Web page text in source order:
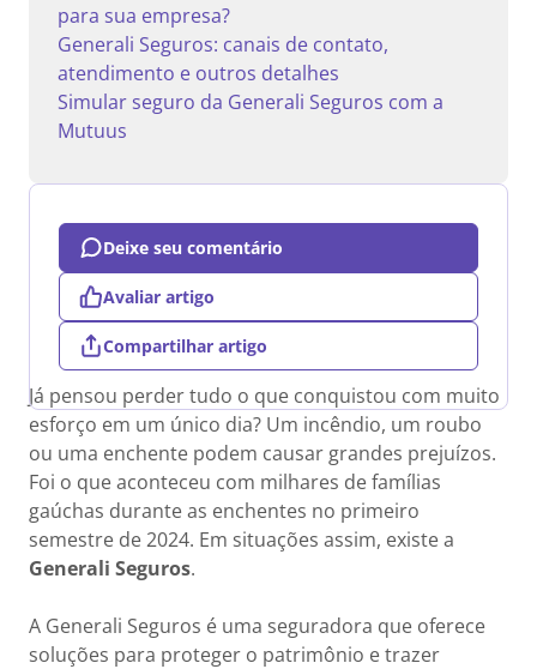
Já pensou perder tudo o que conquistou com muito
esforço em um único dia? Um incêndio, um roubo
ou uma enchente podem causar grandes prejuízos.
Foi o que aconteceu com milhares de famílias
gaúchas durante as enchentes no primeiro
semestre de 2024. Em situações assim, existe a
Generali Seguros.
A Generali Seguros é uma seguradora que oferece
soluções para proteger o patrimônio e trazer
para sua empresa?
Generali Seguros: canais de contato,
atendimento e outros detalhes
Simular seguro da Generali Seguros com a
Mutuus
Deixe seu comentário
Avaliar artigo
Compartilhar artigo